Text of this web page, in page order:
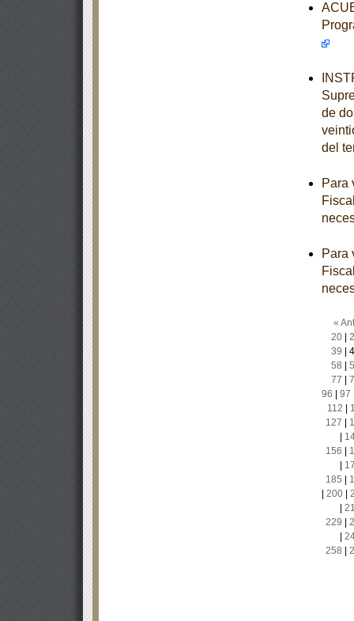
de
del
Para
Para
«
20|
39
58
77
96
97
112
127
156
185
200|
229
258